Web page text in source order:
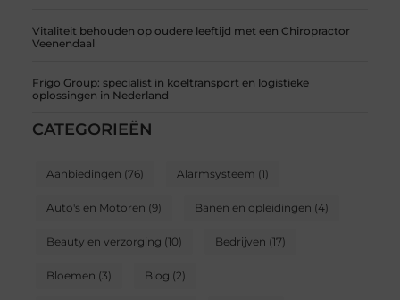
Vitaliteit behouden op oudere leeftijd met een Chiropractor
Veenendaal
Frigo Group: specialist in koeltransport en logistieke
oplossingen in Nederland
CATEGORIEËN
Aanbiedingen (76) Alarmsysteem (1)
Auto's en Motoren (9) Banen en opleidingen (4)
Beauty en verzorging (10) Bedrijven (17)
Bloemen (3) Blog (2)